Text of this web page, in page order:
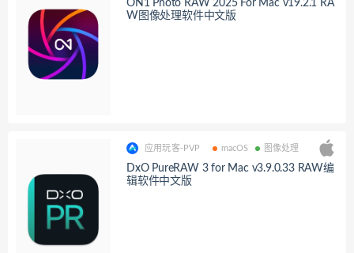
ON1 Photo RAW 2025 For Mac v19.2.1 RA
W图像处理软件中文版
应用玩客-PVP macOS 图像处理
DxO PureRAW 3 for Mac v3.9.0.33 RAW编
辑软件中文版